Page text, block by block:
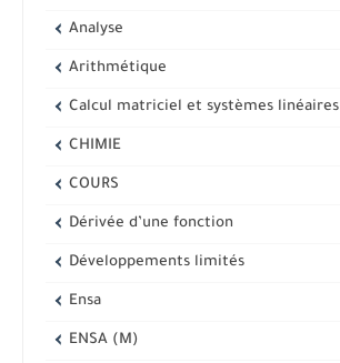
Analyse
Arithmétique
Calcul matriciel et systèmes linéaires
CHIMIE
COURS
Dérivée d’une fonction
Développements limités
Ensa
ENSA (M)